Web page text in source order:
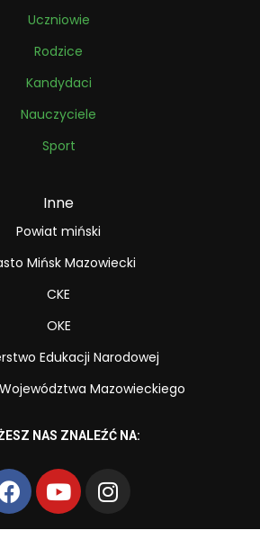
Uczniowie
Rodzice
Kandydaci
Nauczyciele
Sport
Inne
Powiat miński
Mińsk Mazowiecki
CKE
OKE
Edukacji Narodowej
Mazowieckiego
NAS ZNALEŹĆ NA: